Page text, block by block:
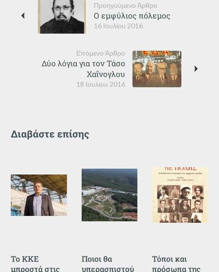
Προηγούμενο Άρθρο
16 Ιουλίου 2016
Ο εμφύλιος πόλεμος
Επόμενο Άρθρο
18 Ιουλίου 2016
Δύο λόγια για τον Τάσο
Χαΐνογλου
Διαβάστε επίσης
Το ΚΚΕ
μπροστά στις
Ποιοι θα
υπερασπιστού
Τόποι και
πρόσωπα της